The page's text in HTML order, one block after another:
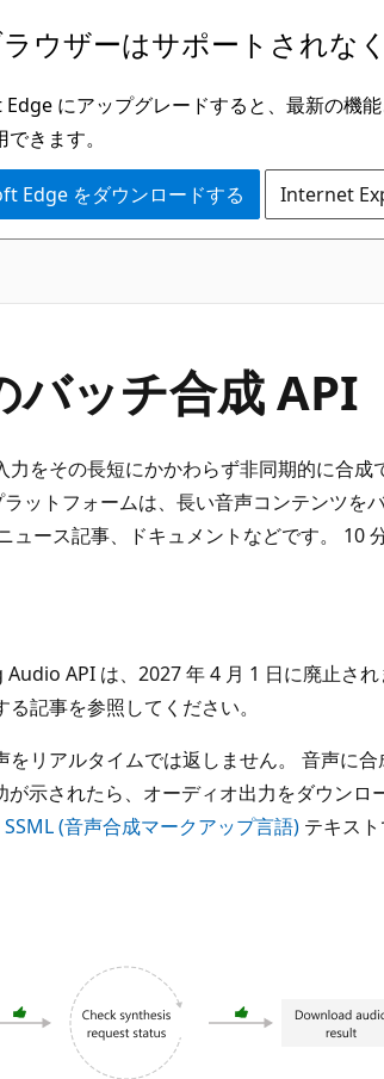
ウザーはサポートされな
にアップグレードすると、最新の機
きます。
Edge をダウンロードする Internet
ッチ合成 API
をその長短にかかわらず非同期的に合成
ットフォームは、長い音声コンテンツを
ース記事、ドキュメントなどです。 10
API は、2027 年 4 月 1 日に廃止され
る記事を参照してください。
リアルタイムでは返しません。 音声に合
示されたら、オーディオ出力をダウンロ
SSML (音声合成マークアップ言語) テキス